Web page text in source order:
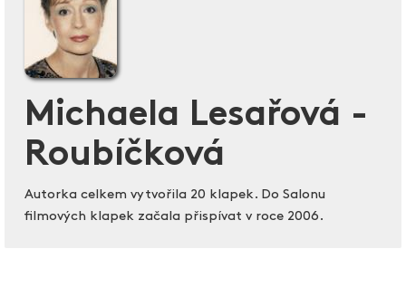
Michaela Lesařová -
Roubíčková
Autorka celkem vytvořila 20 klapek. Do Salonu
filmových klapek začala přispívat v roce 2006.